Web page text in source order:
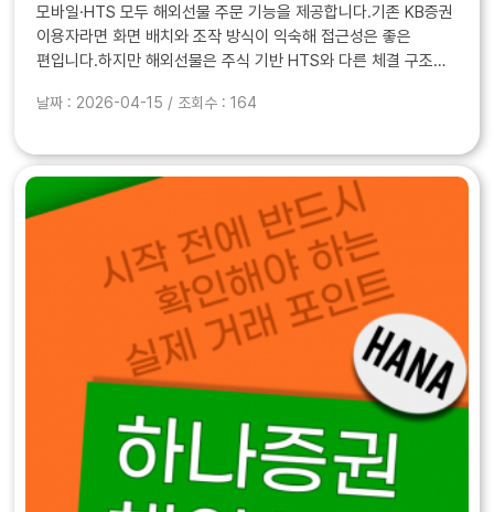
모바일·HTS 모두 해외선물 주문 기능을 제공합니다.기존 KB증권
이용자라면 화면 배치와 조작 방식이 익숙해 접근성은 좋은
편입니다.하지만 해외선물은 주식 기반 HTS와 다른 체결 구조를
필요합니다. KB증권 해외선물의 장..
날짜 : 2026-04-15 / 조회수 : 164